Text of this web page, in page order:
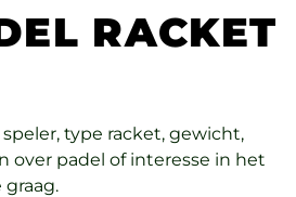
RACKET
type racket, gewicht,
over padel of interesse in het